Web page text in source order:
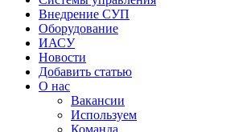
Внедрение СУП
Оборудование
ИАСУ
Новости
Добавить статью
О нас
Вакансии
Используем
Команда